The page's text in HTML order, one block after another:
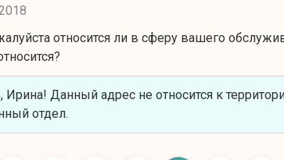
относится ли в сферу вашего
Данный адрес не относится к
отдел.